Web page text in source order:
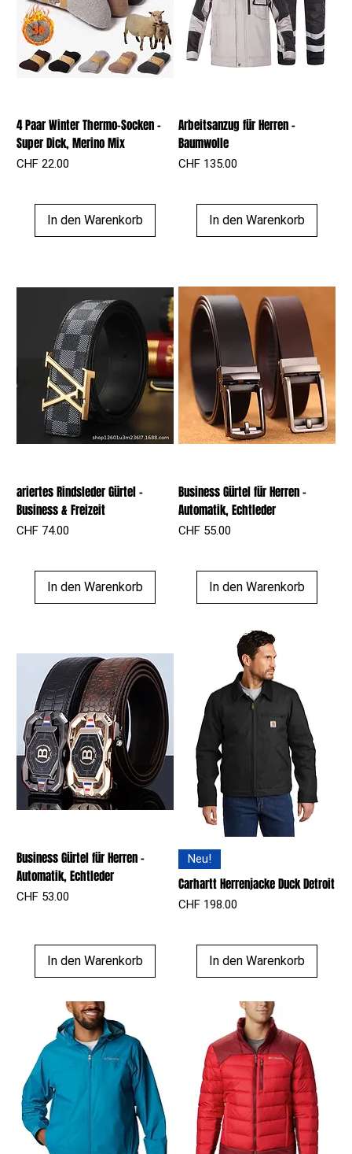
4 Paar Winter Thermo-Socken –
Super Dick, Merino Mix
Preis
CHF 22.00
In den Warenkorb
Arbeitsanzug für Herren –
Baumwolle
Preis
CHF 135.00
In den Warenkorb
ariertes Rindsleder Gürtel –
Business & Freizeit
Preis
CHF 74.00
In den Warenkorb
Business Gürtel für Herren –
Automatik, Echtleder
Preis
CHF 55.00
In den Warenkorb
Business Gürtel für Herren –
Automatik, Echtleder
Preis
CHF 53.00
In den Warenkorb
Neu!
Carhartt Herrenjacke Duck Detroit
Preis
CHF 198.00
In den Warenkorb